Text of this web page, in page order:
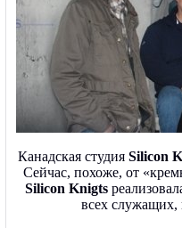
Канадская студия Silicon
Сейчас, похоже, от
Silicon Knigts
всех служащих,